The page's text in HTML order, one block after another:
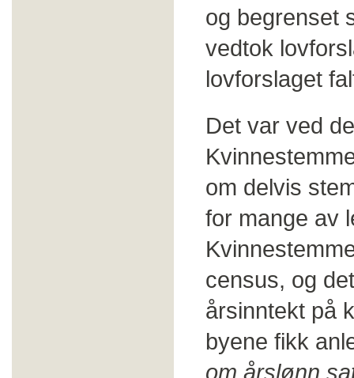
og begrenset
vedtok
lovforslaget
Det var ved
om delvis
for mange av
census, og
årsinntekt på
byene fikk
om årslønn